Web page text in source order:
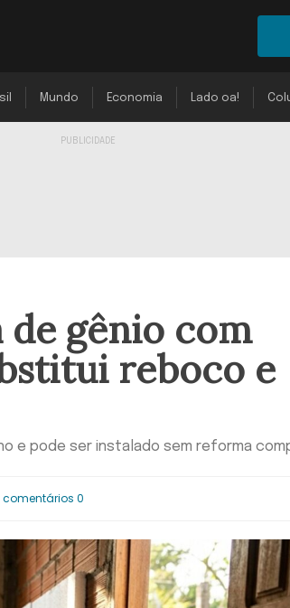
Mundo Economia Lado oa!
gênio com
reboco e
e pode ser instalado sem reforma
comentários 0